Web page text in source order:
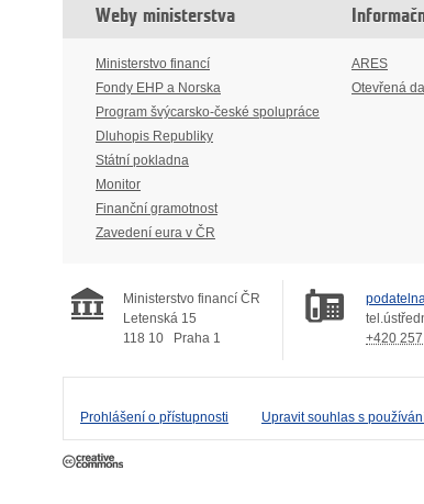
Weby ministerstva
Ministerstvo financí
Fondy EHP a Norska
Program švýcarsko-české spolupráce
Dluhopis Republiky
Státní pokladna
Monitor
Finanční gramotnost
Zavedení eura v ČR
ARES
Otevřená
Ministerstvo financí ČR
Letenská 15
118 10
Praha 1
+420
Prohlášení o přístupnosti Upravit souhlas s